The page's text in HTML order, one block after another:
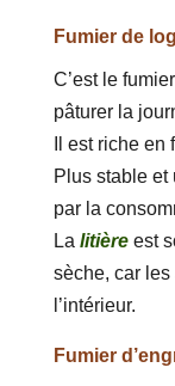
Fumier de
C’est le
pâturer la
Il est riche
Plus stable et
par la
La litièreest
sèche, car
l’intérieur.
Fumier